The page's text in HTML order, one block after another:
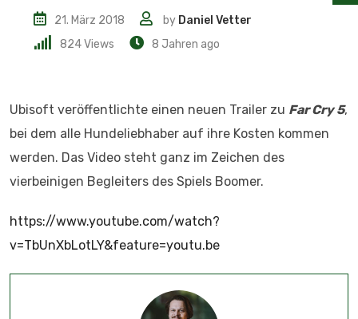
21. März 2018 by Daniel Vetter
824Views 8 Jahren ago
Ubisoft veröffentlichte einen neuen Trailer zu Far Cry 5,
bei dem alle Hundeliebhaber auf ihre Kosten kommen
werden. Das Video steht ganz im Zeichen des
vierbeinigen Begleiters des Spiels Boomer.
https://www.youtube.com/watch?
v=TbUnXbLotLY&feature=youtu.be